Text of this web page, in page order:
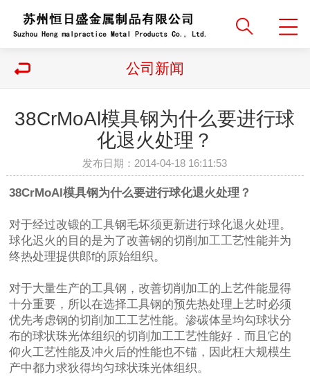
公司新闻
38CrMoAl模具钢为什么要进行球
化退火处理？
发布日期：2014-04-18 16:11:53
38CrMoAl模具钢为什么要进行球化退火处理？
对于经过改锻的工具钢毛坏须更新进行球化退火处理。
球化迟火的目的是为了改善钢的切削加工工艺性能并为
终热处理提供郎f的原始组织。
对于大量生产的工具钢，改善切削加工的上艺件能显得
十分重要，所以在选择工具钢的预先热处理上艺时必须
优先考虑钢的切削加工工艺性能。渗碳体呈均勾球状分
布的球状珠光体组织的切削加工工艺性能好．而且它的
仰火工艺性能及冲火后的性能也不锚，因此枉大规模生
产中都力求狄得均匀球状珠光体组织。